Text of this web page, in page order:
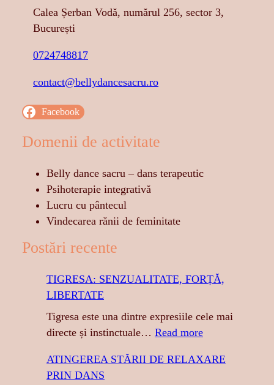
Calea Șerban Vodă, numărul 256, sector 3,
București
0724748817
contact@bellydancesacru.ro
Facebook
Domenii de activitate
Belly dance sacru – dans terapeutic
Psihoterapie integrativă
Lucru cu pântecul
Vindecarea rănii de feminitate
Postări recente
TIGRESA: SENZUALITATE, FORȚĂ,
LIBERTATE
Tigresa este una dintre expresiile cele mai
directe și instinctuale… Read more:
I
ATINGEREA STĂRII DE RELAXARE
PRIN DANS